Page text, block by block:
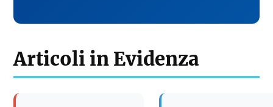
Articoli in Evidenza